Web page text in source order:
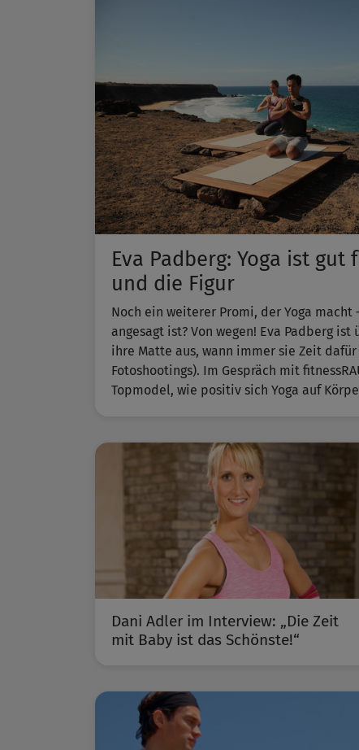
Eva Padberg: Yoga ist gut
und die Figur
Noch ein weiterer Promi, der Yoga macht
angesagt ist? Von wegen! Eva Padberg
ihre Matte aus, wann immer sie Zeit
Fotoshootings). Im Gespräch mit
Topmodel, wie positiv sich Yoga auf
Dani Adler im Interview: „Die Zeit
mit Baby ist das Schönste!“